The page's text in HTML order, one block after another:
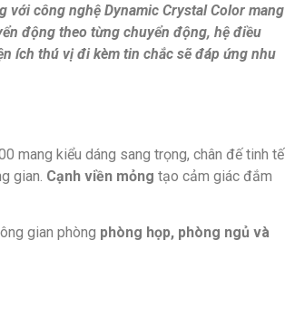
với công nghệ Dynamic Crystal Color mang
động theo từng chuyển động, hệ điều
ích thú vị đi kèm tin chắc sẽ đáp ứng nhu
mang kiểu dáng sang trọng, chân đế tinh tế
gian. Cạnh viền mỏng tạo cảm giác đắm
gian phòng phòng họp, phòng ngủ và